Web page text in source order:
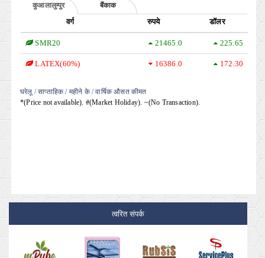
कुआलालुम्पुर बैंकाक
वर्ग रुपये डॉलर
SMR20 21465.0 225.65
LATEX(60%) 16386.0 172.30
घरेलू / साप्ताहिक / महीने के/ वार्षिक औसत कीमत
*(Price not available). #(Market Holiday). ~(No Transaction).
त्वरित संपर्क